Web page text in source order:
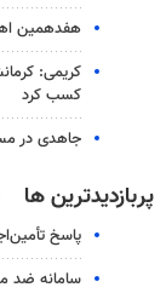
هفدهمین
کریمی:
کسب کرد
جاهدی در مسیر پارالمپیک ۲۰۲۸؛
پربازدیدترین ها
پاسخ
سامانه ضد